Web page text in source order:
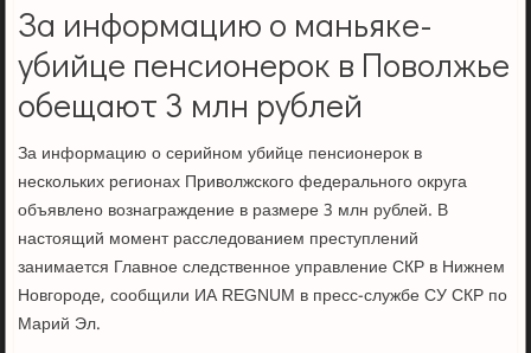
За информацию о маньяке-
убийце пенсионерок в Поволжье
обещают 3 млн рублей
За информацию о серийном убийце пенсионерок в
нескольких регионах Приволжского федерального округа
объявлено вознаграждение в размере 3 млн рублей. В
настоящий момент расследованием преступлений
занимается Главное следственное управление СКР в Нижнем
Новгороде, сообщили ИА REGNUM в пресс-службе СУ СКР по
Марий Эл.